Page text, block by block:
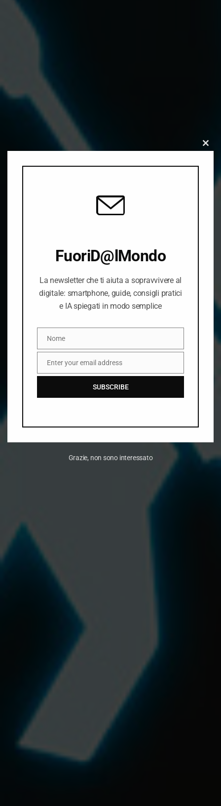
ASSISTENZA
WORDPRESS
Il tuo sito al sicuro
Close
FuoriD@lMondo
La newsletter che ti aiuta a sopravvivere al
digitale: smartphone, guide, consigli pratici
e IA spiegati in modo semplice
Nome
Enter your email address
SUBSCRIBE
Grazie, non sono interessato